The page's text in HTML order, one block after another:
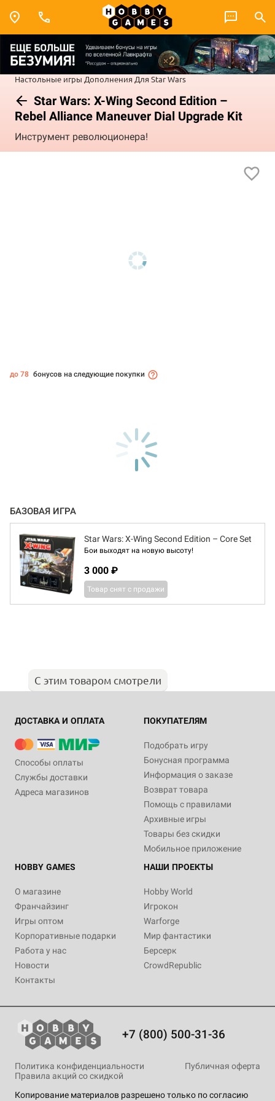
Настольные игры Дополнения Для Star Wars
Star Wars: X-Wing Second Edition –
Rebel Alliance Maneuver Dial Upgrade Kit
Инструмент революционера!
до 78 бонусов на следующие покупки
БАЗОВАЯ ИГРА
Star Wars: X-Wing Second Edition – Core Set
Бои выходят на новую высоту!
3 000 ₽
Товар снят с продажи
С этим товаром смотрели
ДОСТАВКА И ОПЛАТА
Способы оплаты
Службы доставки
Адреса магазинов
ПОКУПАТЕЛЯМ
Подобрать игру
Бонусная программа
Информация о заказе
Возврат товара
Помощь с правилами
Архивные игры
Товары без скидки
Мобильное приложение
HOBBY GAMES
О магазине
Франчайзинг
Игры оптом
Корпоративные подарки
Работа у нас
Новости
Контакты
НАШИ ПРОЕКТЫ
Hobby World
Игрокон
Warforge
Мир фантастики
Берсерк
CrowdRepublic
+7 (800) 500-31-36
Копирование материалов разрешено только по согласию
Политика конфиденциальности
Публичная оферта
Правила акций со скидкой